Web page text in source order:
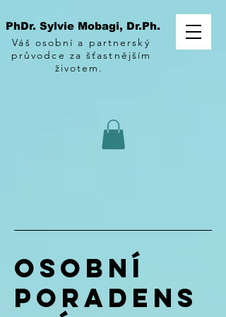
PhDr. Sylvie Mobagi, Dr.Ph.
Váš osobní a partnerský
průvodce za šťastnějším
životem.
Osobní
poradens